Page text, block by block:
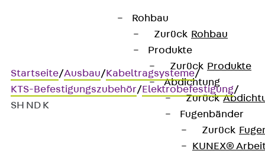
Rohbau
Zurück Rohbau
Produkte
Zurück Produkte
Abdichtung
Zurück
Fugenbänder
Zurück
KUNEX®
Startseite/Ausbau/Kabeltragsysteme/
KTS-Befestigungszubehör/Elektrobefestigung/
SH ND K